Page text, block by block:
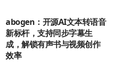
abogen：开源AI文本转语音
新标杆，支持同步字幕生
成，解锁有声书与视频创作
效率